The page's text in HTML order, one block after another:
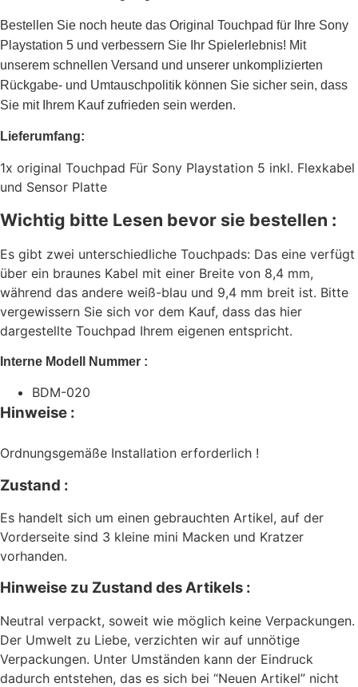
Bestellen Sie noch heute das Original Touchpad für Ihre Sony
Playstation 5 und verbessern Sie Ihr Spielerlebnis! Mit
unserem schnellen Versand und unserer unkomplizierten
Rückgabe- und Umtauschpolitik können Sie sicher sein, dass
Sie mit Ihrem Kauf zufrieden sein werden.
Lieferumfang:
1x original Touchpad Für Sony Playstation 5 inkl. Flexkabel
und Sensor Platte
Wichtig bitte Lesen bevor sie bestellen :
Es gibt zwei unterschiedliche Touchpads: Das eine verfügt
über ein braunes Kabel mit einer Breite von 8,4 mm,
während das andere weiß-blau und 9,4 mm breit ist. Bitte
vergewissern Sie sich vor dem Kauf, dass das hier
dargestellte Touchpad Ihrem eigenen entspricht.
Interne Modell Nummer :
BDM-020
Hinweise :
Ordnungsgemäße Installation erforderlich !
Zustand :
Es handelt sich um einen gebrauchten Artikel, auf der
Vorderseite sind 3 kleine mini Macken und Kratzer
vorhanden.
Hinweise zu Zustand des Artikels :
Neutral verpackt, soweit wie möglich keine Verpackungen.
Der Umwelt zu Liebe, verzichten wir auf unnötige
Verpackungen. Unter Umständen kann der Eindruck
dadurch entstehen, das es sich bei “Neuen Artikel” nicht